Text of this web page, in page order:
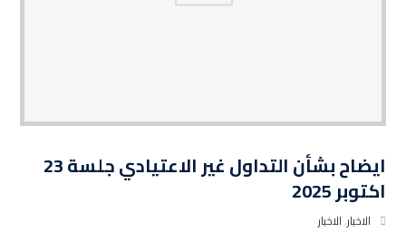
ايضاح بشأن التداول غير الاعتيادي جلسة 23
اكتوبر 2025
الاخبار,الاخبار